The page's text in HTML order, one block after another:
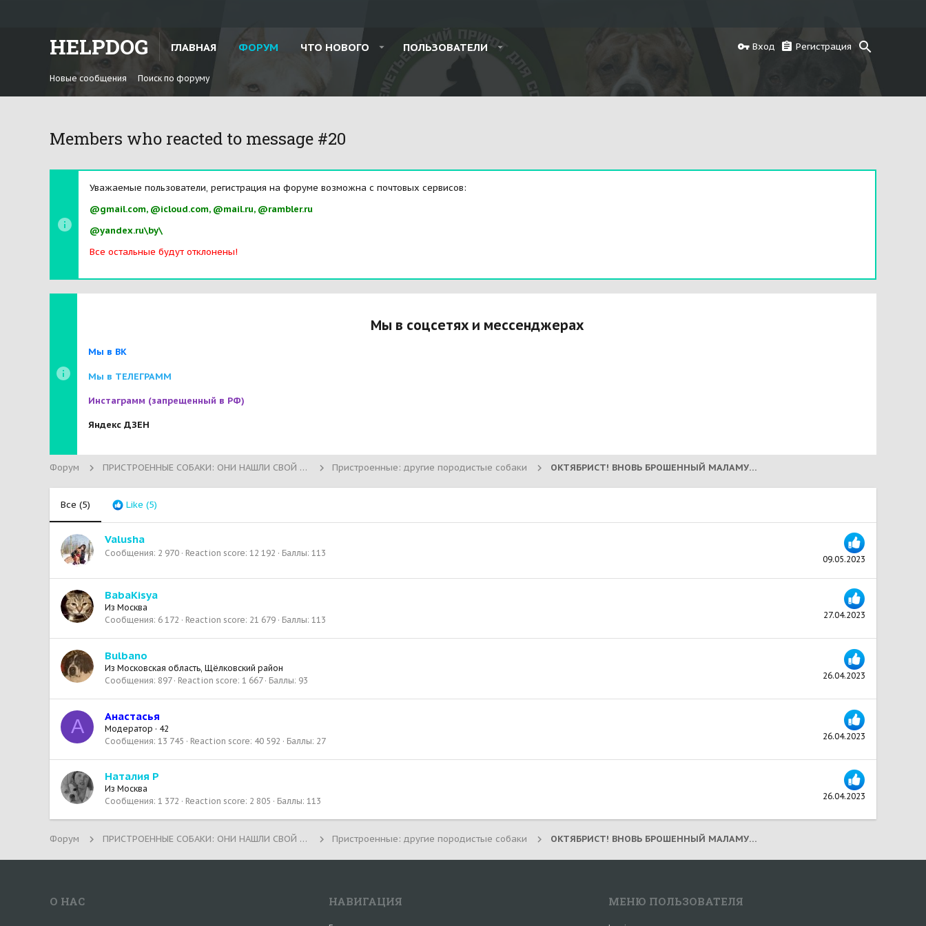
HELPDOG ГЛАВНАЯ ФОРУМ ЧТО НОВОГО ПОЛЬЗОВАТЕЛИ Вход Регистрация
Новые сообщения Поиск по форуму
Members who reacted to message #20
Уважаемые пользователи, регистрация на форуме возможна с почтовых сервисов:
@gmail.com, @icloud.com, @mail.ru, @rambler.ru
@yandex.ru\by\
Все остальные будут отклонены!
Мы в соцсетях и мессенджерах
Мы в ВК
Мы в ТЕЛЕГРАММ
Инстаграмм (запрещенный в РФ)
Яндекс ДЗЕН
Форум ПРИСТРОЕННЫЕ СОБАКИ: ОНИ НАШЛИ СВОЙ ДОМ! Пристроенные: другие породистые собаки ОКТЯБРИСТ! ВНОВЬ БРОШЕННЫЙ МАЛАМУТ! (2023)
Все (5) Like (5)
09.05.2023
Valusha
Сообщения 2 970 Reaction score 12 192 Баллы 113
27.04.2023
BabaKisya
Из Москва
Сообщения 6 172 Reaction score 21 679 Баллы 113
26.04.2023
Bulbano
Из Московская область, Щёлковский район
Сообщения 897 Reaction score 1 667 Баллы 93
А 26.04.2023
Анастасья
Модератор · 42
Сообщения 13 745 Reaction score 40 592 Баллы 27
26.04.2023
Наталия Р
Из Москва
Сообщения 1 372 Reaction score 2 805 Баллы 113
Форум ПРИСТРОЕННЫЕ СОБАКИ: ОНИ НАШЛИ СВОЙ ДОМ! Пристроенные: другие породистые собаки ОКТЯБРИСТ! ВНОВЬ БРОШЕННЫЙ МАЛАМУТ! (2023)
О НАС НАВИГАЦИЯ МЕНЮ ПОЛЬЗОВАТЕЛЯ